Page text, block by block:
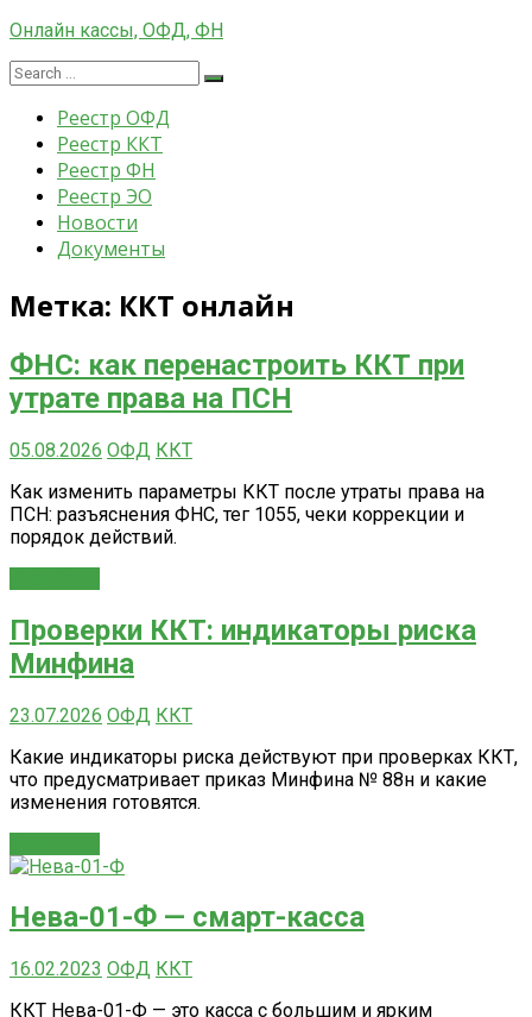
Skip
content
Онлайн кассы, ОФД, ФН
Оператор
фискальных
данных,
онлайн
кассы
Search
for:
Search
Реестр ОФД
Реестр ККТ
Реестр ФН
Реестр ЭО
Новости
Документы
Метка: ККТ онлайн
ФНС: как перенастроить ККТ при
утрате права на ПСН
05.08.2026 ОФД ККТ
Как изменить параметры ККТ после утраты права на
ПСН: разъяснения ФНС, тег 1055, чеки коррекции и
порядок действий.
Проверки ККТ: индикаторы риска
Минфина
23.07.2026 ОФД ККТ
Какие индикаторы риска действуют при проверках ККТ,
что предусматривает приказ Минфина № 88н и какие
изменения готовятся.
Нева-01-Ф — смарт-касса
16.02.2023 ОФД ККТ
ККТ Нева-01-Ф — это касса с большим и ярким